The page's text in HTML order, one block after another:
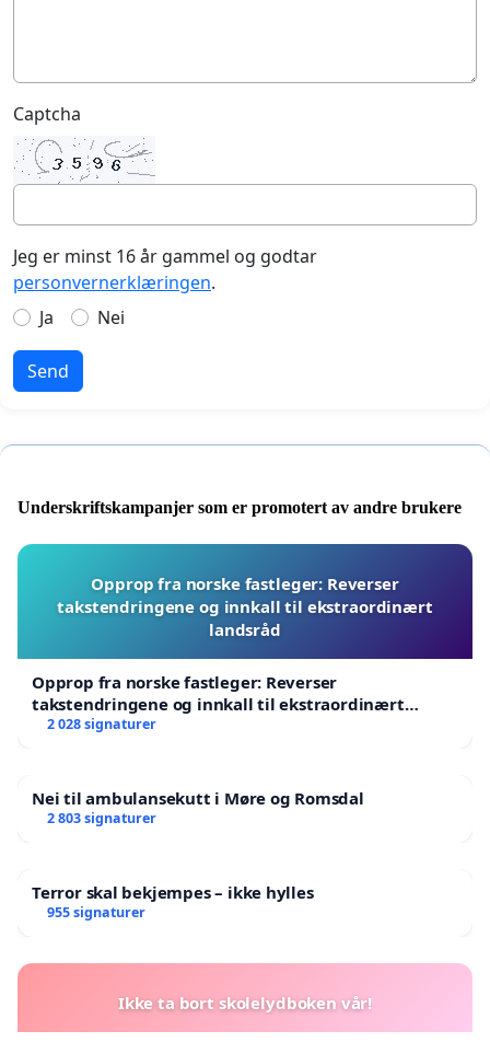
Captcha
Jeg er minst 16 år gammel og godtar
personvernerklæringen.
Ja
Nei
Send
Underskriftskampanjer som er promotert av andre brukere
Opprop fra norske fastleger: Reverser
takstendringene og innkall til ekstraordinært
landsråd
Opprop fra norske fastleger: Reverser
takstendringene og innkall til ekstraordinært
landsråd
2 028 signaturer
Nei til ambulansekutt i Møre og Romsdal
2 803 signaturer
Terror skal bekjempes – ikke hylles
955 signaturer
Ikke ta bort skolelydboken vår!